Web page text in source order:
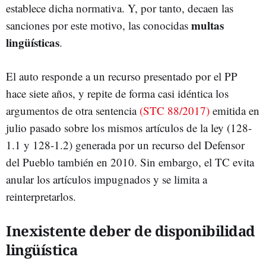
establece dicha normativa. Y, por tanto, decaen las
sanciones por este motivo, las conocidas multas
lingüísticas.
El auto responde a un recurso presentado por el PP
hace siete años, y repite de forma casi idéntica los
argumentos de otra sentencia (STC 88/2017) emitida en
julio pasado sobre los mismos artículos de la ley (128-
1.1 y 128-1.2) generada por un recurso del Defensor
del Pueblo también en 2010. Sin embargo, el TC evita
anular los artículos impugnados y se limita a
reinterpretarlos.
Inexistente deber de disponibilidad
lingüística